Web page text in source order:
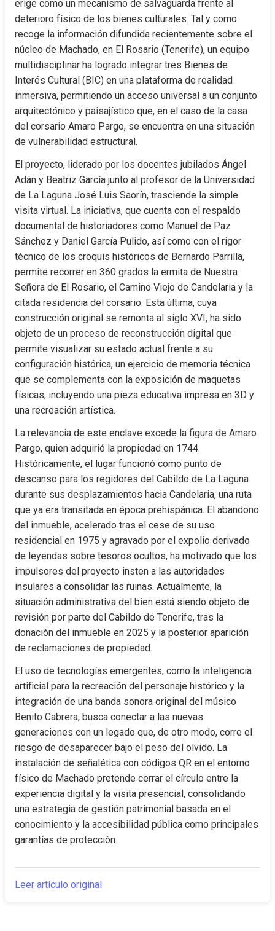
erige como un mecanismo de salvaguarda frente al
deterioro físico de los bienes culturales. Tal y como
recoge la información difundida recientemente sobre el
núcleo de Machado, en El Rosario (Tenerife), un equipo
multidisciplinar ha logrado integrar tres Bienes de
Interés Cultural (BIC) en una plataforma de realidad
inmersiva, permitiendo un acceso universal a un conjunto
arquitectónico y paisajístico que, en el caso de la casa
del corsario Amaro Pargo, se encuentra en una situación
de vulnerabilidad estructural.
El proyecto, liderado por los docentes jubilados Ángel
Adán y Beatriz García junto al profesor de la Universidad
de La Laguna José Luis Saorín, trasciende la simple
visita virtual. La iniciativa, que cuenta con el respaldo
documental de historiadores como Manuel de Paz
Sánchez y Daniel García Pulido, así como con el rigor
técnico de los croquis históricos de Bernardo Parrilla,
permite recorrer en 360 grados la ermita de Nuestra
Señora de El Rosario, el Camino Viejo de Candelaria y la
citada residencia del corsario. Esta última, cuya
construcción original se remonta al siglo XVI, ha sido
objeto de un proceso de reconstrucción digital que
permite visualizar su estado actual frente a su
configuración histórica, un ejercicio de memoria técnica
que se complementa con la exposición de maquetas
físicas, incluyendo una pieza educativa impresa en 3D y
una recreación artística.
La relevancia de este enclave excede la figura de Amaro
Pargo, quien adquirió la propiedad en 1744.
Históricamente, el lugar funcionó como punto de
descanso para los regidores del Cabildo de La Laguna
durante sus desplazamientos hacia Candelaria, una ruta
que ya era transitada en época prehispánica. El abandono
del inmueble, acelerado tras el cese de su uso
residencial en 1975 y agravado por el expolio derivado
de leyendas sobre tesoros ocultos, ha motivado que los
impulsores del proyecto insten a las autoridades
insulares a consolidar las ruinas. Actualmente, la
situación administrativa del bien está siendo objeto de
revisión por parte del Cabildo de Tenerife, tras la
donación del inmueble en 2025 y la posterior aparición
de reclamaciones de propiedad.
El uso de tecnologías emergentes, como la inteligencia
artificial para la recreación del personaje histórico y la
integración de una banda sonora original del músico
Benito Cabrera, busca conectar a las nuevas
generaciones con un legado que, de otro modo, corre el
riesgo de desaparecer bajo el peso del olvido. La
instalación de señalética con códigos QR en el entorno
físico de Machado pretende cerrar el círculo entre la
experiencia digital y la visita presencial, consolidando
una estrategia de gestión patrimonial basada en el
conocimiento y la accesibilidad pública como principales
garantías de protección.
Leer artículo original